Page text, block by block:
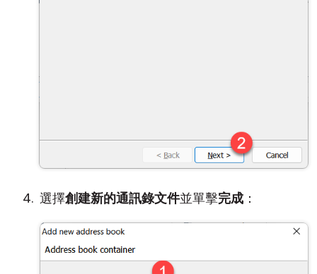
選擇創建新的通訊錄文件並單擊完成 ：